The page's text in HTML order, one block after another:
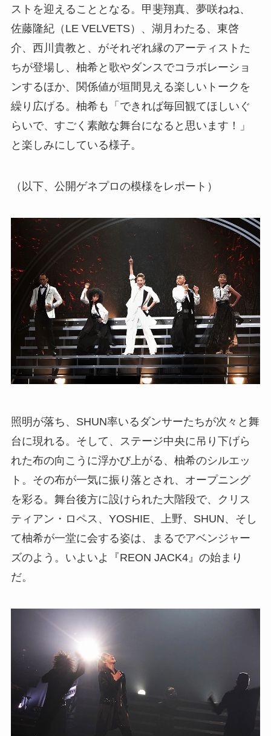
ストを迎えることとなる。甲斐翔真、夢咲ねね、
佐藤隆紀（LE VELVETS）、湖月わたる、東啓
介、西川貴教と、がそれぞれ縁のアーティストた
ちが登場し、柚希と歌やダンスでコラボレーショ
ンするほか、関係値が垣間見える楽しいトークを
繰り広げる。柚希も「できれば毎回観てほしいぐ
らいで、すごく素敵な舞台になると思います！」
と楽しみにしている様子。
（以下、公開ゲネプロの模様をレポート）
照明が落ち、SHUN率いるダンサーたちが次々と舞
台に現れる。そして、ステージ中央に吊り下げら
れた布の向こうに浮かび上がる、柚希のシルエッ
ト。その布が一気に振り落とされ、オープニング
を彩る。舞台後方に設けられた大階段で、クリス
ティアン・ロペス、YOSHIE、上野、SHUN、そし
て柚希が一堂に会する姿は、まるでアベンジャー
ズのよう。いよいよ『REON JACK4』の始まり
だ。